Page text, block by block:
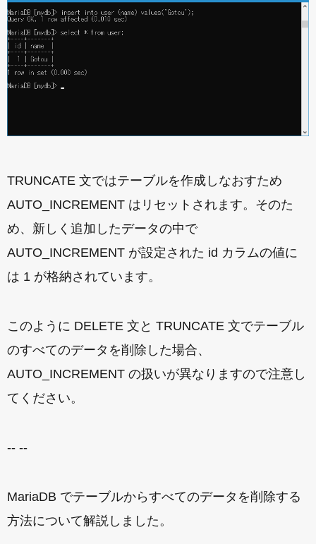
TRUNCATE 文ではテーブルを作成しなおすため
AUTO_INCREMENT はリセットされます。そのた
め、新しく追加したデータの中で
AUTO_INCREMENT が設定された id カラムの値に
は 1 が格納されています。
このように DELETE 文と TRUNCATE 文でテーブル
のすべてのデータを削除した場合、
AUTO_INCREMENT の扱いが異なりますので注意し
てください。
-- --
MariaDB でテーブルからすべてのデータを削除する
方法について解説しました。